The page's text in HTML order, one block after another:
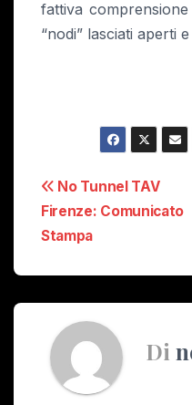
fattiva
“nodi” lasciati aperti
Navigazione
articoli
No Tunnel TAV
Firenze: Comunicato
Stampa
Di